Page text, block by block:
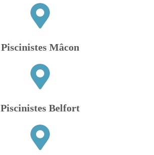
Piscinistes Mâcon
Piscinistes Belfort